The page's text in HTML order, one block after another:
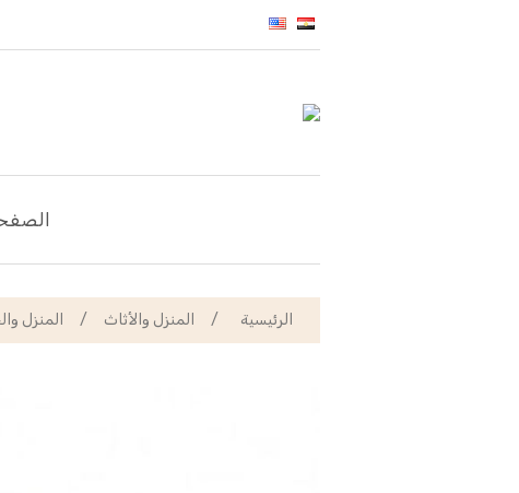
الرئيسية / المنزل والأثاث / المنزل